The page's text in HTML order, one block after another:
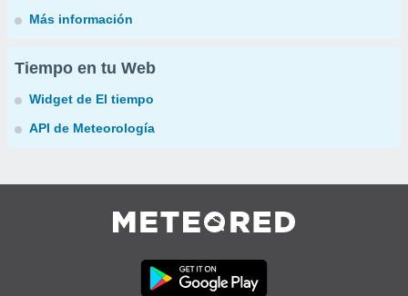
Más información
Tiempo en tu Web
Widget de El tiempo
API de Meteorología